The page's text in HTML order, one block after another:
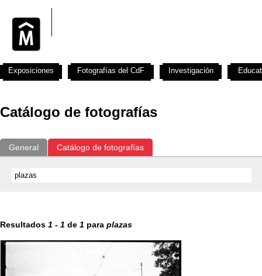
Catálogo de fotografías
General Catálogo de fotografías
Resultados 1 - 1 de 1 para plazas
Exposiciones Fotografías del CdF Investigación